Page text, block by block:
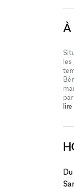
À
lire